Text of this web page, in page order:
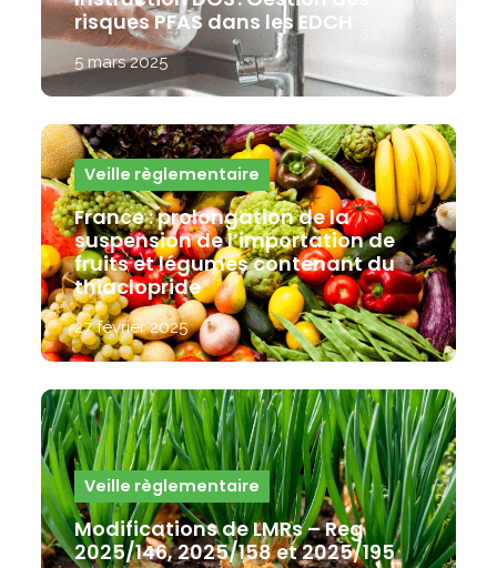
risques PFAS dans les EDCH
5 mars 2025
Veille règlementaire
France : prolongation de la
suspension de l’importation de
fruits et légumes contenant du
thiaclopride
27 février 2025
Veille règlementaire
Modifications de LMRs – Reg
2025/146, 2025/158 et 2025/195